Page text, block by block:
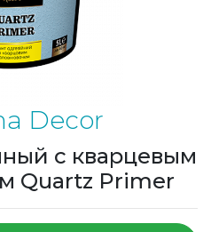
Decor
с кварцевым
Quartz Primer